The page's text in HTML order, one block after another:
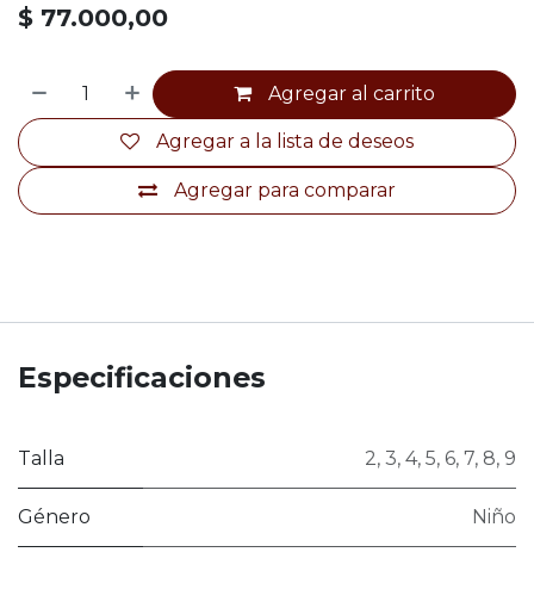
$ 77.000,00
Agregar al carrito
Agregar para comparar
Agregar a la lista de deseos
Especificaciones
Talla 2, 3, 4, 5, 6, 7, 8, 9
Género Niño